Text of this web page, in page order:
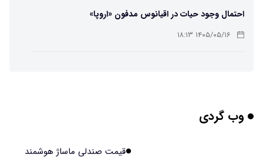
احتمال وجود حیات در اقیانوس مدفون «اروپا»
۱۴۰۵/۰۵/۱۶ ۱۸:۱۳
تبدیل پلاستیک سرسخت PVC به ماده روان‌کننده ممکن شد
وب گردی
قیمت صندلی ماساژ هوشمند